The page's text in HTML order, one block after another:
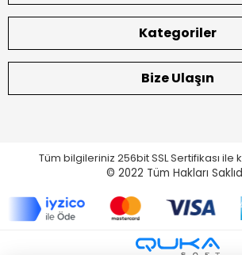
Kategoriler
Bize Ulaşın
Tüm bilgileriniz 256bit SSL Sertifikası ile
© 2022 Tüm Hakları